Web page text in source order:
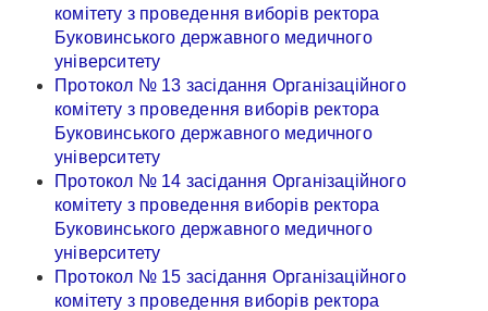
комітету з проведення виборів ректора
Буковинського державного медичного
університету
Протокол № 13 засідання Організаційного
комітету з проведення виборів ректора
Буковинського державного медичного
університету
Протокол № 14 засідання Організаційного
комітету з проведення виборів ректора
Буковинського державного медичного
університету
Протокол № 15 засідання Організаційного
комітету з проведення виборів ректора